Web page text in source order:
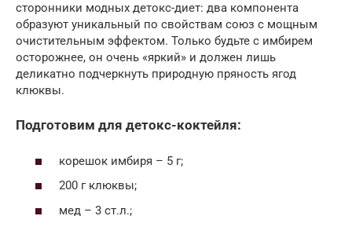
сторонники модных детокс-диет: два компонента
образуют уникальный по свойствам союз с мощным
очистительным эффектом. Только будьте с имбирем
осторожнее, он очень «яркий» и должен лишь
деликатно подчеркнуть природную пряность ягод
клюквы.
Подготовим для детокс-коктейля:
корешок имбиря – 5 г;
200 г клюквы;
мед – 3 ст.л.;